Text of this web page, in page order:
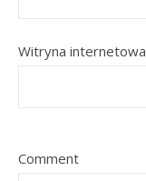
Witryna internetowa
Comment